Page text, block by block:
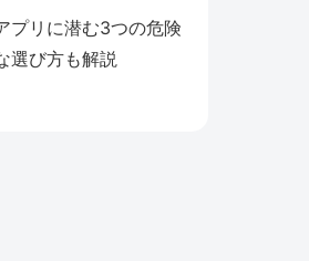
プリに潜む3つの危険
選び方も解説